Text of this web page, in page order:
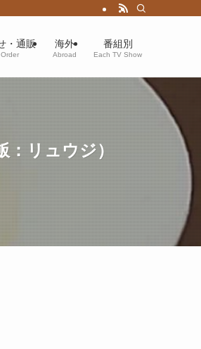
・通販 海外
Abroad
番組別
Each TV Show
：リュウジ）